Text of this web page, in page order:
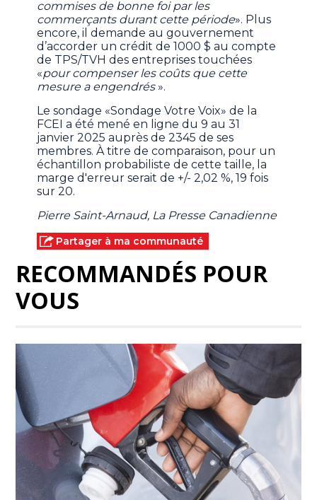
commises de bonne foi par les
commerçants durant cette période». Plus
encore, il demande au gouvernement
d’accorder un crédit de 1000 $ au compte
de TPS/TVH des entreprises touchées
«pour compenser les coûts que cette
mesure a engendrés».
Le sondage «Sondage Votre Voix» de la
FCEI a été mené en ligne du 9 au 31
janvier 2025 auprès de 2345 de ses
membres. À titre de comparaison, pour un
échantillon probabiliste de cette taille, la
marge d'erreur serait de +/- 2,02 %, 19 fois
sur 20.
Pierre Saint-Arnaud, La Presse Canadienne
Partager à ma communauté
RECOMMANDÉS POUR
VOUS